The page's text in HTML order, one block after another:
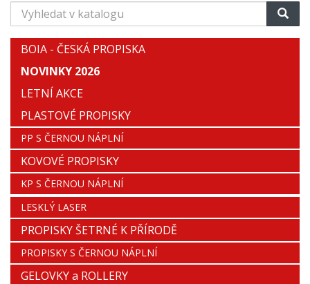
Vyhledat
v
katalogu
BOIA - ČESKÁ PROPISKA
NOVINKY 2026
LETNÍ AKCE
PLASTOVÉ PROPISKY
PP S ČERNOU NÁPLNÍ
KOVOVÉ PROPISKY
KP S ČERNOU NÁPLNÍ
LESKLÝ LASER
PROPISKY ŠETRNÉ K PŘÍRODĚ
PROPISKY S ČERNOU NÁPLNÍ
GELOVKY a ROLLERY